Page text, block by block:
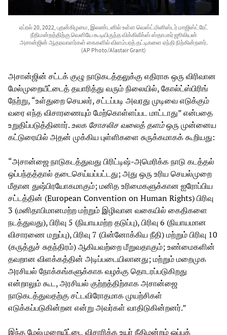
ஏப்ரல் 20, 2022, புதன்கிழமை, இலண்டனில் உள்ள வெஸ்ட்மினிஸ்டர் மாஜிஸ்ட்ரேட்
நீதிமன்றத்திற்கு வெளியே கூடியிருந்த விக்கிலீக்ஸ் ஸ்தாபகர் ஜூலியன்
அசான்ஜின் ஆதரவாளர்கள் கைகளில் விளம்பரத் தட்டிகளை ஏந்தி நிற்கின்றனர்.
(AP Photo/Alastair Grant)
அசான்ஜின் சட்டக் குழு நாடுகடத்தலுக்கு எதிராக ஒரு விரிவான
மேல்முறையீட்டைத் தயாரித்து வரும் நிலையில், கோல்ட்ஸ்பிரிங்
நேற்று, “உள்துறை செயலர், சட்டப்படி அவரது முடிவை எடுக்கும்
வரை எந்த விசாரணையும் மேற்கொள்ளப்பட மாட்டாது” என்பதை
உறுதிப்படுத்தினார்.உலக சோசலிச வலைத் தளம்ஒரு முன்னைய
கட்டுரையில் அதன் முக்கிய புள்ளிகளை சுருக்கமாகக் கூறியது:
“அசான்ஜை நாடுகடத்துவது பிரிட்டிஷ்-அமெரிக்க நாடு கடத்தல்
ஒப்பந்தத்தால் தடைசெய்யப்பட்டது; அது ஒரு உரிய செயல்முறை
மீதான துஷ்பிரயோகமாகும்; மனித உரிமைகளுக்கான ஐரோப்பிய
சட்டத்தின் (European Convention on Human Rights) பிரிவு
3 (மனிதாபிமானமற்ற மற்றும் இழிவான வகையில் கைதிகளை
நடத்துவது), பிரிவு 5 (நியாயமற்ற தடுப்பு), பிரிவு 6 (நியாயமான
விசாரணை மறுப்பு), பிரிவு 7 (பின்னோக்கிய நீதி) மற்றும் பிரிவு 10
(கருத்துச் சுதந்திரம்) ஆகியவற்றை மீறுவதாகும்; உண்மைகளின்
தவறான விளக்கத்தின் அடிப்படையிலானது; மற்றும் மறைமுக
அரசியல் நோக்கங்களுக்காக வழக்கு தொடரப்படுகிறது
என்றாலும் கூட, அரசியல் குற்றத்திற்காக அசான்ஜை
நாடுகடத்துவதற்கு சட்டவிரோதமாக முயற்சிகள்
எடுக்கப்படுகின்றன என்று அவர்கள் வாதிடுகின்றனர்.”
இந்த மேல்முறையீட்டை விசாரிக்க உயர் நீதிமன்றம் ஒப்புக்